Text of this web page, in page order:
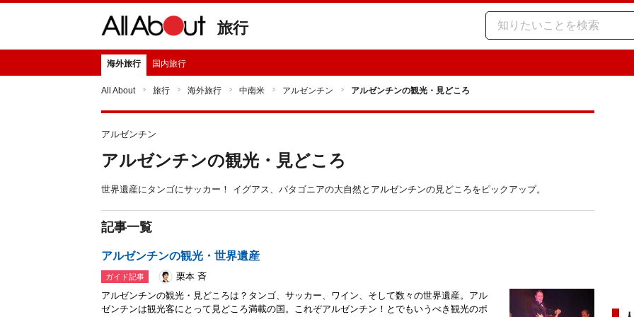
旅行
海外旅行 国内旅行
All About 旅行 海外旅行 中南米 アルゼンチン アルゼンチンの観光・見どころ
アルゼンチン
アルゼンチンの観光・見どころ
世界遺産にタンゴにサッカー！ イグアス、パタゴニアの大自然とアルゼンチンの見どころをピックアップ。
記事一覧
アルゼンチンの観光・世界遺産
ガイド記事
栗本 斉
アルゼンチンの観光・見どころは？タンゴ、サッカー、ワイン、そして数々の世界遺産。アル
ゼンチンは観光客にとって見どころ満載の国。これぞアルゼンチン！とでもいうべき観光のポ